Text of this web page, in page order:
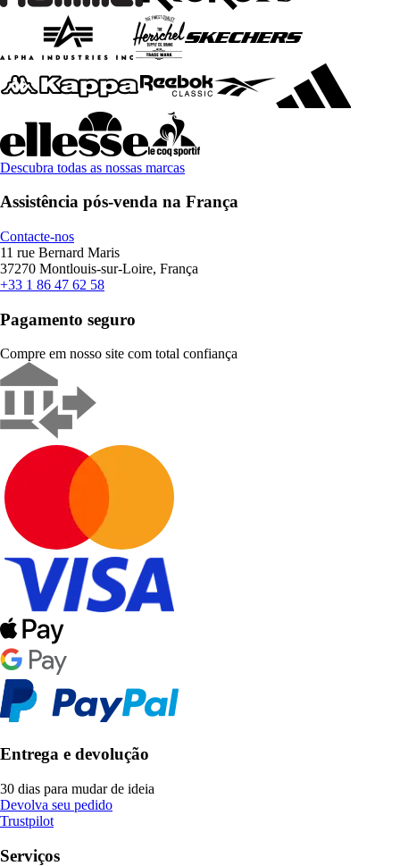
Descubra todas as nossas marcas
Assistência pós-venda na França
Contacte-nos
11 rue Bernard Maris
37270 Montlouis-sur-Loire, França
+33 1 86 47 62 58
Pagamento seguro
Compre em nosso site com total confiança
Entrega e devolução
30 dias para mudar de ideia
Devolva seu pedido
Trustpilot
Serviços